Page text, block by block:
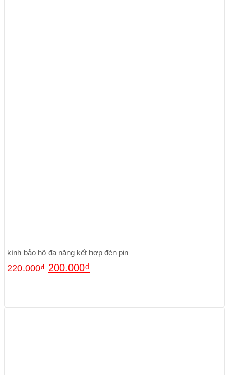
kính bảo hộ đa năng kết hợp đèn pin
220.000₫ 200.000₫